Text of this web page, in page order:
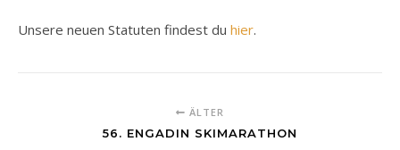
Unsere neuen Statuten findest du hier.
ÄLTER
56. ENGADIN SKIMARATHON